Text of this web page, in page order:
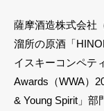
薩摩酒造株式会社
溜所の原酒「
イスキーコンペテ
Awards（WWA）
& Young Spirit」部